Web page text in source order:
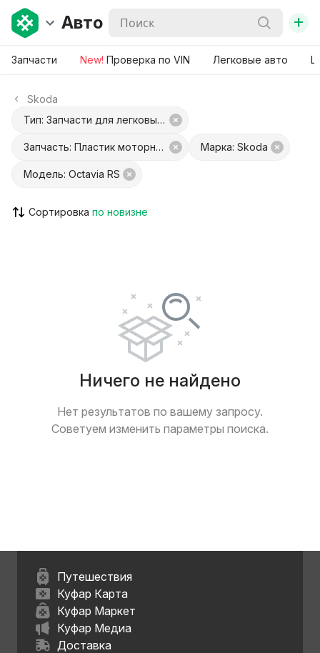
Авто +
Запчасти New! Проверка по VIN Легковые авто
Skoda
Тип: Запчасти для легковых авто
Запчасть: Пластик моторного отсека Марка: Skoda
Модель: Octavia RS
Сортировка
Ничего не найдено
Нет результатов по вашему запросу.
Советуем изменить параметры поиска.
Путешествия
Куфар Карта
Куфар Маркет
Куфар Медиа
Доставка